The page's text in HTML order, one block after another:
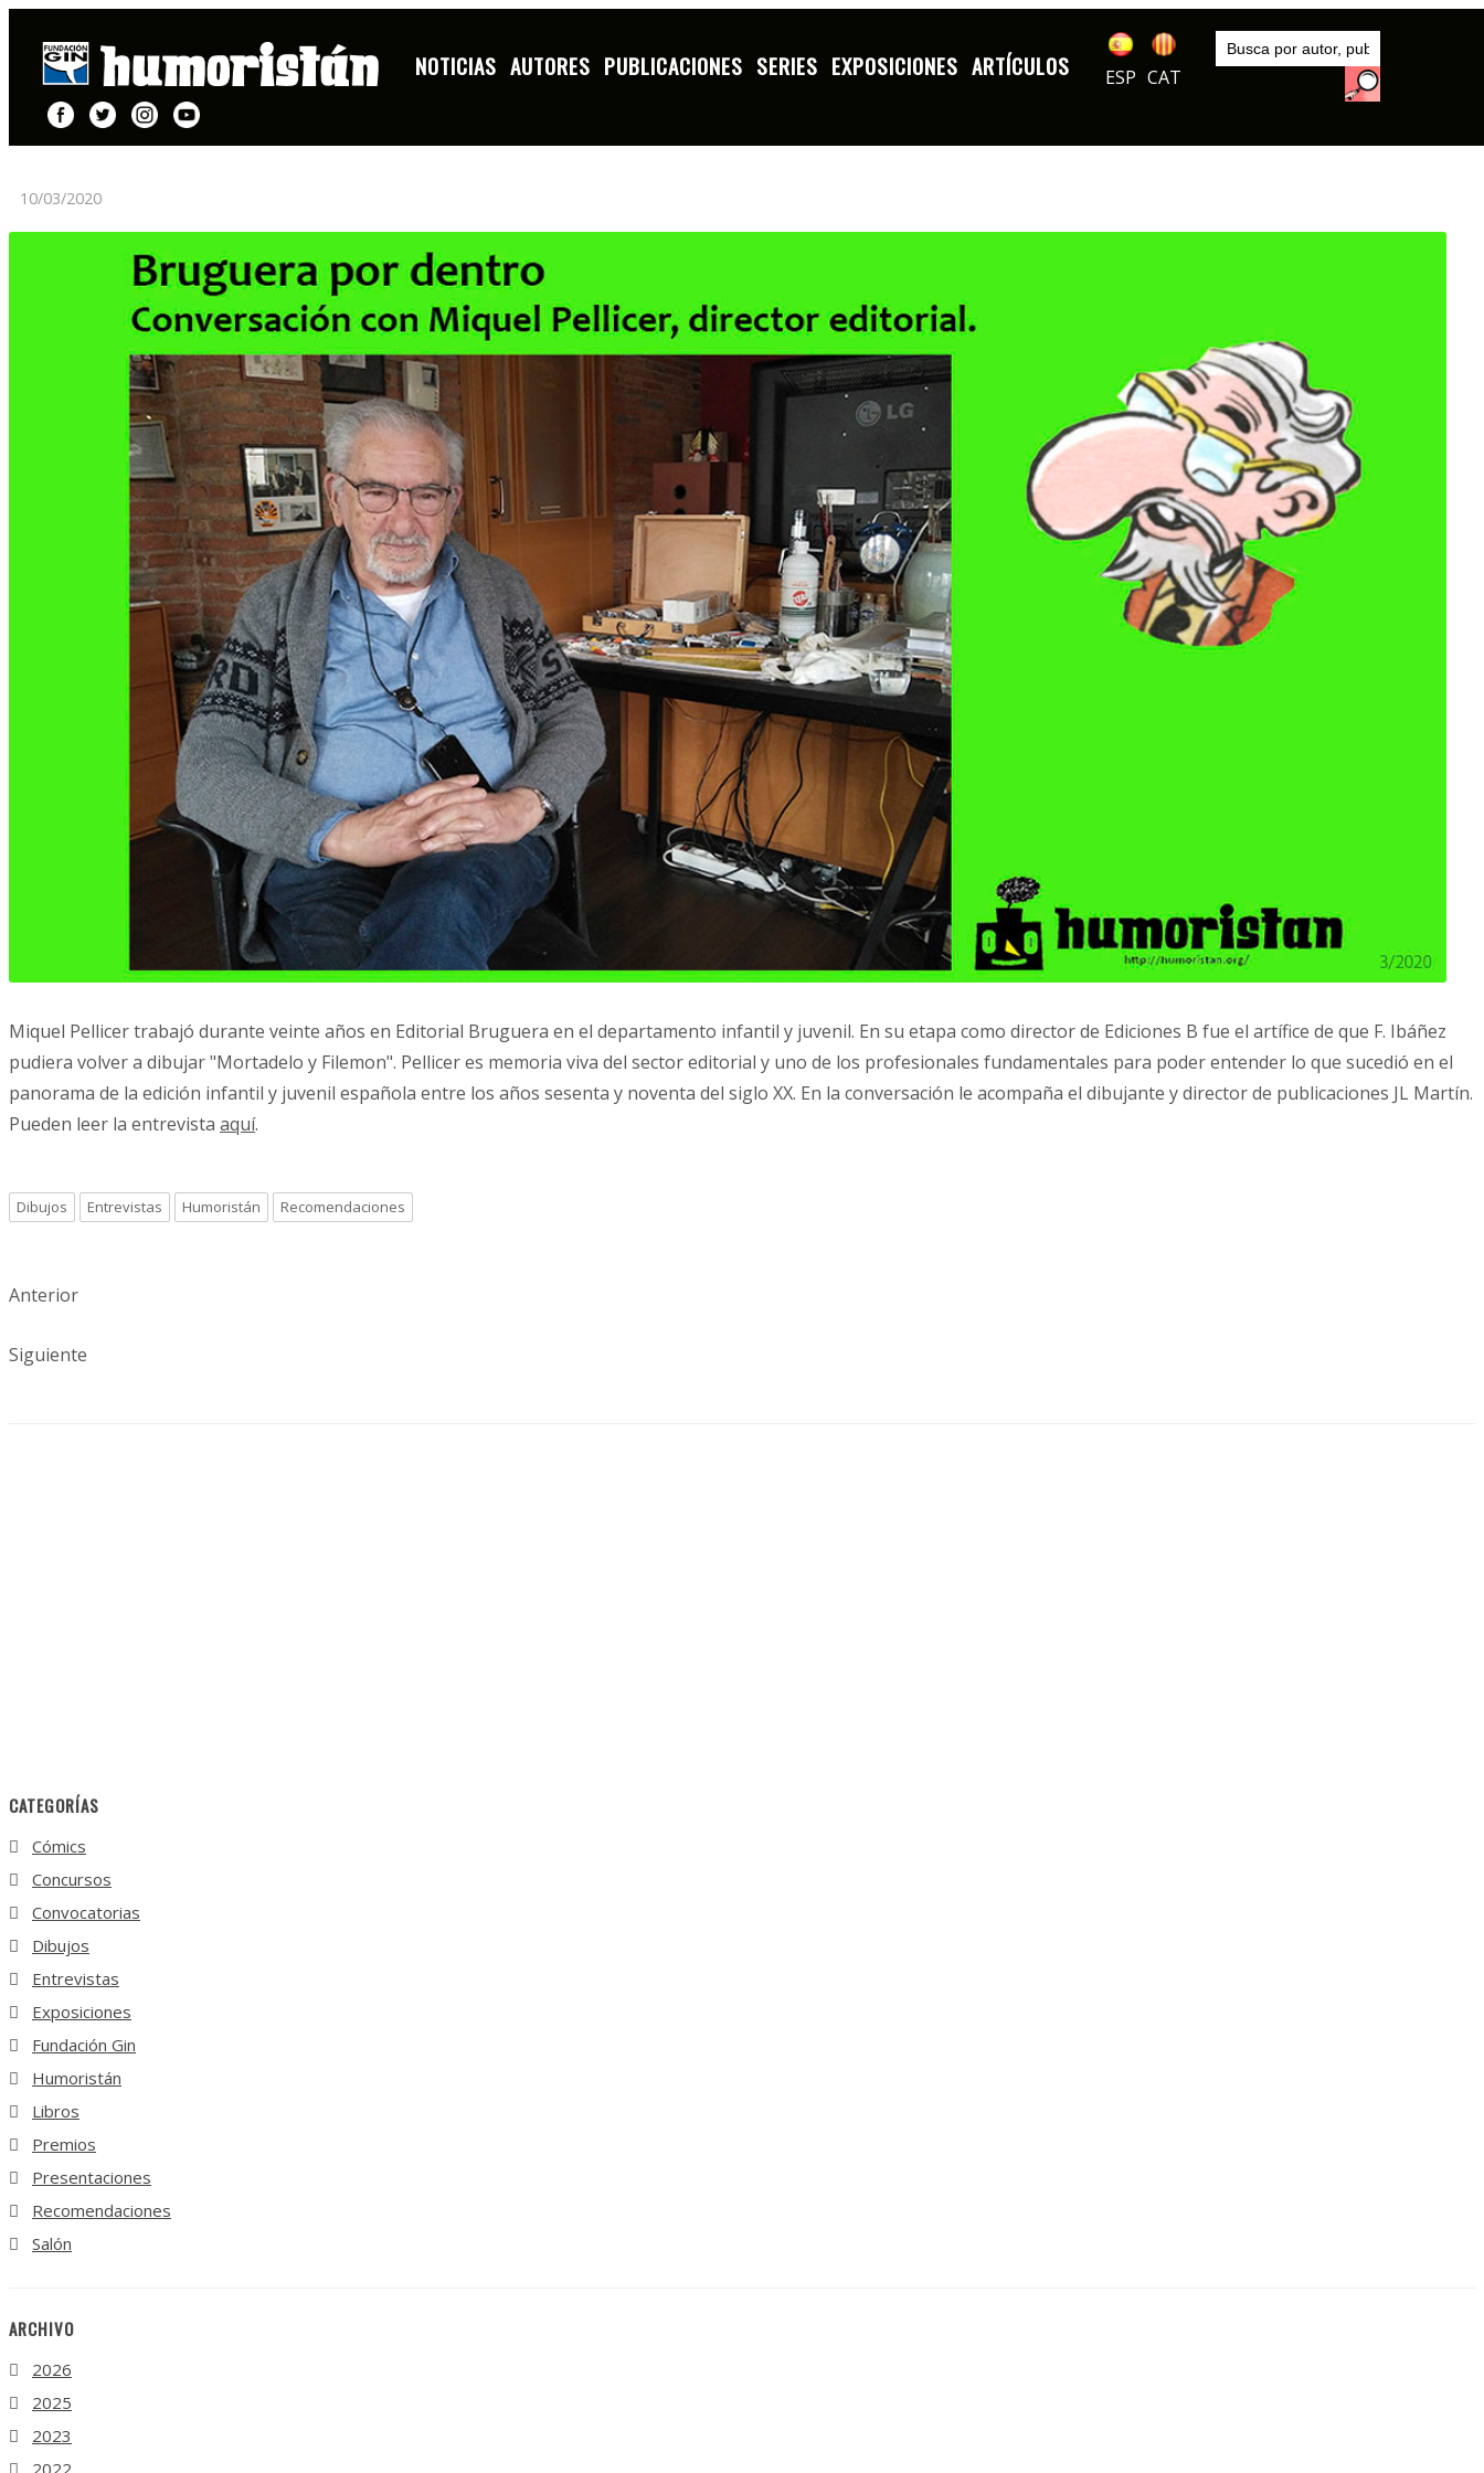
NOTICIAS AUTORES PUBLICACIONES SERIES EXPOSICIONES ARTÍCULOS ESP CAT
10/03/2020
Miquel Pellicer trabajó durante veinte años en Editorial Bruguera en el departamento infantil y juvenil. En su etapa como director de Ediciones B fue el artífice de que F. Ibáñez
pudiera volver a dibujar "Mortadelo y Filemon". Pellicer es memoria viva del sector editorial y uno de los profesionales fundamentales para poder entender lo que sucedió en el
panorama de la edición infantil y juvenil española entre los años sesenta y noventa del siglo XX. En la conversación le acompaña el dibujante y director de publicaciones JL Martín.
Pueden leer la entrevista aquí.
Dibujos Entrevistas Humoristán Recomendaciones
Anterior
Siguiente
CATEGORÍAS
Cómics
Concursos
Convocatorias
Dibujos
Entrevistas
Exposiciones
Fundación Gin
Humoristán
Libros
Premios
Presentaciones
Recomendaciones
Salón
ARCHIVO
2026
2025
2023
2022